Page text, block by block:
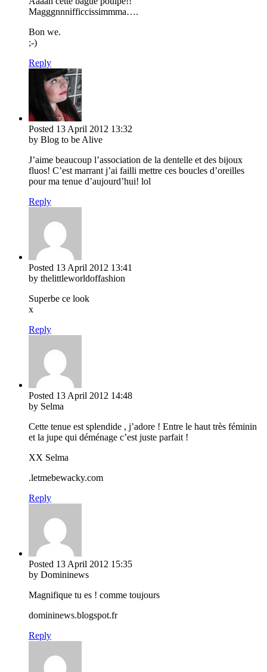
Magggnnnifficcissimmma….
Bon we.
;-)
Reply
Posted 13 April 2012 13:32
by Blog to be Alive
J’aime beaucoup l’association de la dentelle et des bijoux
fluos! C’est marrant j’ai failli mettre ces boucles d’oreilles
pour ma tenue d’aujourd’hui! lol
Reply
Posted 13 April 2012 13:41
by thelittleworldoffashion
Superbe ce look
x
Reply
Posted 13 April 2012 14:48
by Selma
Cette tenue est splendide , j’adore ! Entre le haut très féminin
et la jupe qui déménage c’est juste parfait !
XX Selma
.letmebewacky.com
Reply
Posted 13 April 2012 15:35
by Domininews
Magnifique tu es ! comme toujours
domininews.blogspot.fr
Reply